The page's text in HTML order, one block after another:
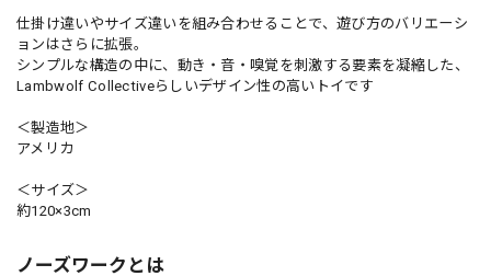
仕掛け違いやサイズ違いを組み合わせることで、遊び方のバリエーシ
ョンはさらに拡張。
シンプルな構造の中に、動き・音・嗅覚を刺激する要素を凝縮した、
Lambwolf Collectiveらしいデザイン性の高いトイです
＜製造地＞
アメリカ
＜サイズ＞
約120×3cm
ノーズワークとは